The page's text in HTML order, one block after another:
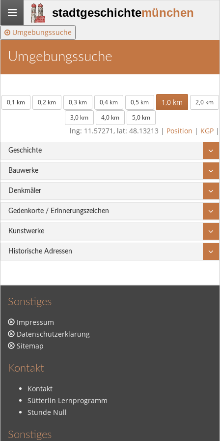
Stadtgeschichte-
München
stadtgeschichtemünchen
Umgebungssuche
Umgebungssuche
0,1 km 0,2 km 0,3 km 0,4 km 0,5 km 1,0 km
2,0 km
3,0 km
4,0 km 5,0 km
lng: 11.57271, lat: 48.13213 | Position | KGP |
Geschichte
Bauwerke
Denkmäler
Gedenkorte / Erinnerungszeichen
Kunstwerke
Historische Adressen
Sonstiges
Impressum
Datenschutzerklärung
Sitemap
Kontakt
Kontakt
Sütterlin Lernprogramm
Stunde Null
Sonstiges